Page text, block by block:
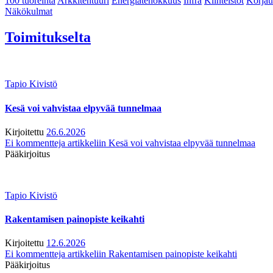
Näkökulmat
Toimitukselta
Tapio Kivistö
Kesä voi vahvistaa elpyvää tunnelmaa
Kirjoitettu 26.6.2026
Ei kommentteja artikkeliin Kesä voi vahvistaa elpyvää tunnelmaa
Pääkirjoitus
Tapio Kivistö
Rakentamisen painopiste keikahti
Kirjoitettu 12.6.2026
Ei kommentteja artikkeliin Rakentamisen painopiste keikahti
Pääkirjoitus